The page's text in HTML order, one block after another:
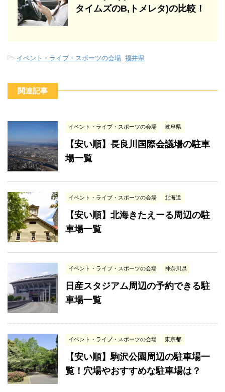
タイムズのB,トメレタ)の比較！
-イベント・ライブ・スポーツの会場 福井県
関連記事
イベント・ライブ・スポーツの会場 岐阜県
【安い順】長良川国際会議場の駐車
場一覧
イベント・ライブ・スポーツの会場 北海道
【安い順】北海きたえーる周辺の駐
車場一覧
イベント・ライブ・スポーツの会場 神奈川県
日産スタジアム周辺の予約できる駐
車場一覧
イベント・ライブ・スポーツの会場 東京都
【安い順】駒沢公園周辺の駐車場一
覧！穴場やおすすめな駐車場は？